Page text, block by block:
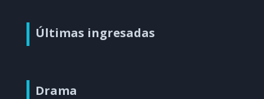
Últimas ingresadas
Drama